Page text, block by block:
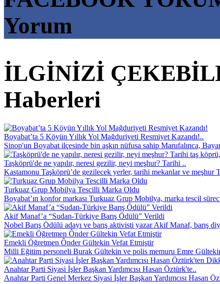
Yorum
İLGİNİZİ
Haberleri
Boyabat’ta 5 Köyün Yıllık Yol Mağduriyeti Resmiyet Kazandı!..
Sinop'un Boyabat ilçesinde bin aşkın nüfusa sahip Marufalınca,
Taşköprü'de ne yapılır, neresi gezilir, neyi meşhur? Tarihi ..
Kastamonu Taşköprü’de gezilecek yerler, tarihi mekanlar ve meşhur
Turkuaz Grup Mobilya Tescilli Marka Oldu
Boyabat’ın konfor markası Turkuaz Grup Mobilya, marka tescil
Akif Manaf’a “Sudan-Türkiye Barış Ödülü” Verildi
Nobel Barış Ödülü adayı ve barış aktivisti yazar Akif Manaf, barış
Emekli Öğretmen Ônder Gültekin Vefat Etmiştir
Milli Eğitim personeli Burak Gültekin ve polis memuru Emre
Anahtar Parti Siyasi İşler Başkan Yardımcısı Hasan Öztürk'te..
Anahtar Parti Genel Merkez Siyasi İşler Başkan Yardımcısı Hasan